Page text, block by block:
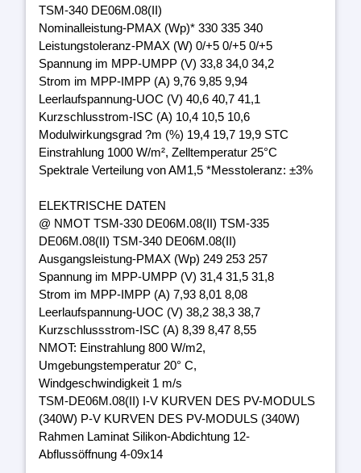
TSM-340 DE06M.08(II)
Nominalleistung-PMAX (Wp)* 330 335 340
Leistungstoleranz-PMAX (W) 0/+5 0/+5 0/+5
Spannung im MPP-UMPP (V) 33,8 34,0 34,2
Strom im MPP-IMPP (A) 9,76 9,85 9,94
Leerlaufspannung-UOC (V) 40,6 40,7 41,1
Kurzschlusstrom-ISC (A) 10,4 10,5 10,6
Modulwirkungsgrad ?m (%) 19,4 19,7 19,9 STC
Einstrahlung 1000 W/m², Zelltemperatur 25°C
Spektrale Verteilung von AM1,5 *Messtoleranz: ±3%
ELEKTRISCHE DATEN
@ NMOT TSM-330 DE06M.08(II) TSM-335
DE06M.08(II) TSM-340 DE06M.08(II)
Ausgangsleistung-PMAX (Wp) 249 253 257
Spannung im MPP-UMPP (V) 31,4 31,5 31,8
Strom im MPP-IMPP (A) 7,93 8,01 8,08
Leerlaufspannung-UOC (V) 38,2 38,3 38,7
Kurzschlussstrom-ISC (A) 8,39 8,47 8,55
NMOT: Einstrahlung 800 W/m2,
Umgebungstemperatur 20° C,
Windgeschwindigkeit 1 m/s
TSM-DE06M.08(II) I-V KURVEN DES PV-MODULS
(340W) P-V KURVEN DES PV-MODULS (340W)
Rahmen Laminat Silikon-Abdichtung 12-
Abflussöffnung 4-09x14